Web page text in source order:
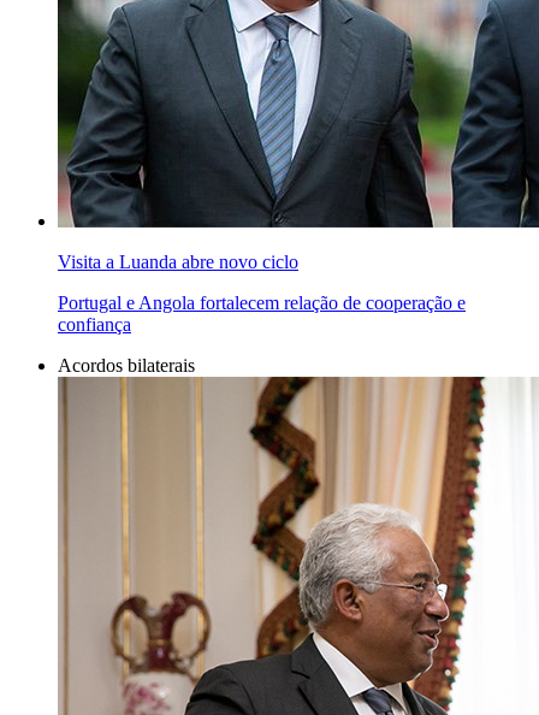
Visita a Luanda abre novo ciclo
Portugal e Angola fortalecem relação de cooperação e
confiança
Acordos bilaterais